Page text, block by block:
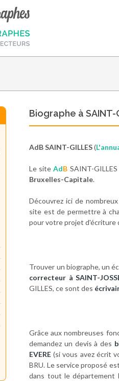
Biographe à
AdB SAINT-GILLES(
Le siteAdB SAINT-
Bruxelles-Capitale.
Découvrez ici de nombreux
site est de permettre à
pour votre projet d'écriture
Trouver un biographe, un
correcteur à SAINT-
GILLES, ce sont des
Grâce aux nombreuses
demandez un devis à des
EVERE (si vous avez écrit
BRU. Le service proposé
dans tout le département